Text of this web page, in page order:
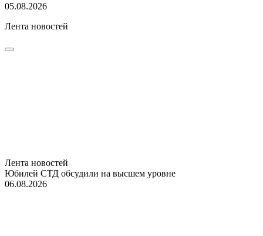
05.08.2026
Лента новостей
Лента новостей
Юбилей СТД обсудили на высшем уровне
06.08.2026